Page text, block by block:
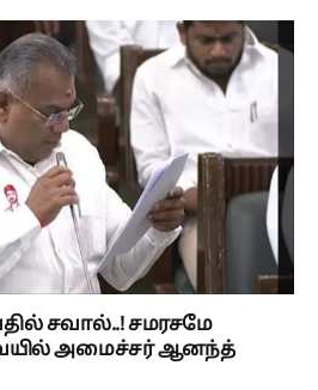
சவால்..! சமரசமே
அமைச்சர் ஆனந்த்